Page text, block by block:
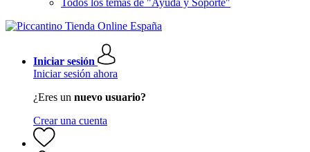
Todos los temas de "Ayuda y Soporte"
Iniciar sesión
Iniciar sesión ahora
¿Eres un nuevo usuario?
Crear una cuenta